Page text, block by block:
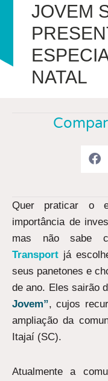
JOVEM
NATAL
Quer praticar o
importância de
mas não sabe
Transport já
seus panetones e
de ano. Eles sairão
Jovem”, cujos
ampliação da
Itajaí (SC).
Atualmente a